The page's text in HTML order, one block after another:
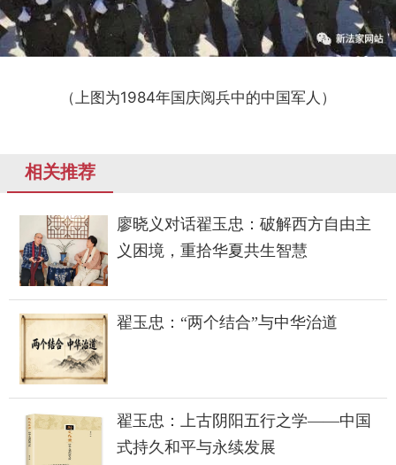
（上图为1984年国庆阅兵中的中国军人）
相关推荐
廖晓义对话翟玉忠：破解西方自由主
义困境，重拾华夏共生智慧
翟玉忠：“两个结合”与中华治道
翟玉忠：上古阴阳五行之学——中国
式持久和平与永续发展